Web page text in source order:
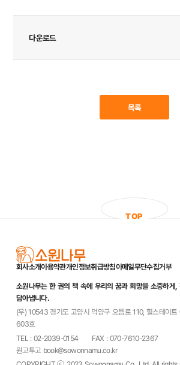
다운로드
목록
TOP
회사소개이용약관개인정보취급방침이메일무단수집거부
소원나무는 한 권의 책 속에 우리의 꿈과 희망을 소중하게,
담아냅니다.
(우) 10543 경기도 고양시 덕양구 으뜸로 110, 힐스테이
603호
TEL : 02-2039-0154
FAX : 070-7610-2367
원고투고 book@sowonnamu.co.kr